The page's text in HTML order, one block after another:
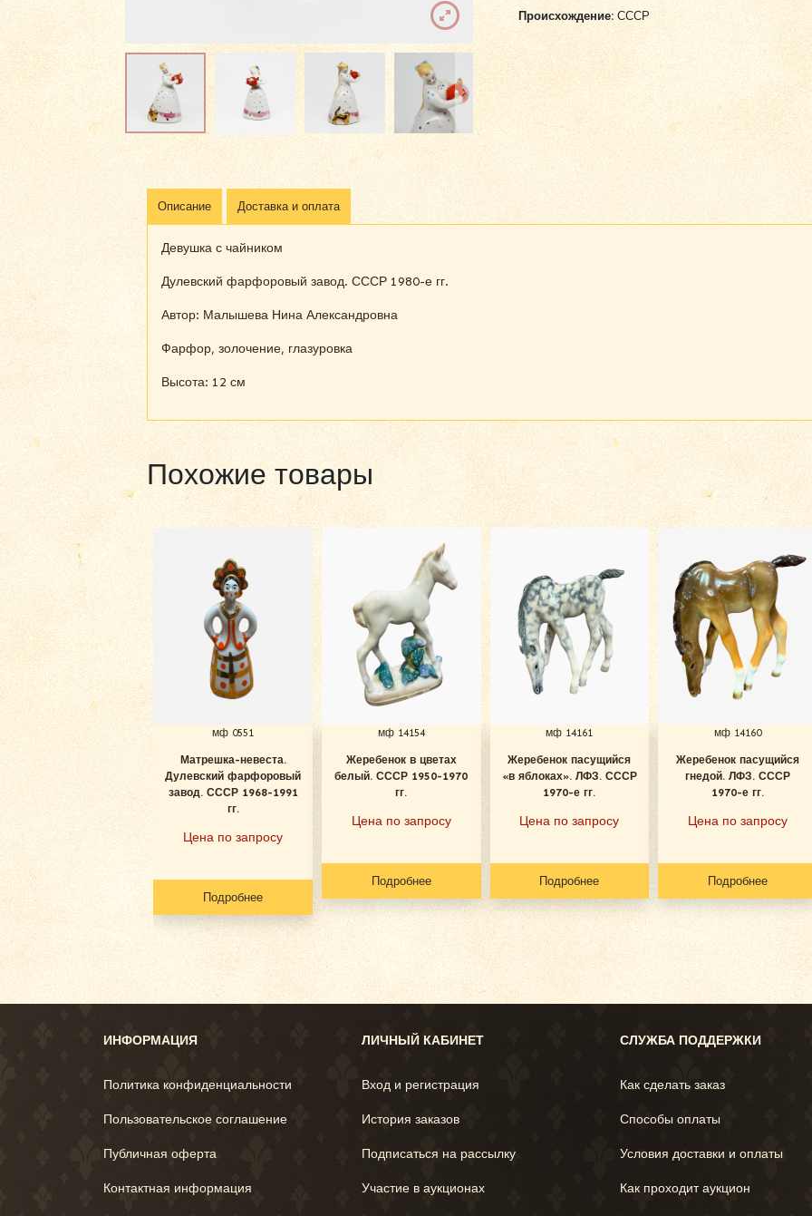
Происхождение:СССР
Описание Доставка и оплата
Девушка с чайником
Дулевский фарфоровый завод. СССР 1980-е гг.
Автор: Малышева Нина Александровна
Фарфор, золочение, глазуровка
Высота: 12 см
Похожие товары
мф 0551
Матрешка-невеста.
Дулевский фарфоровый
завод. СССР 1968-1991
гг.
Цена по запросу
Подробнее
мф 14154
Жеребенок в цветах
белый. СССР 1950-1970
гг.
Цена по запросу
Подробнее
мф 14161
Жеребенок пасущийся
«в яблоках». ЛФЗ. СССР
1970-е гг.
Цена по запросу
Подробнее
мф 14160
Жеребенок пасущийся
гнедой. ЛФЗ. СССР
1970-е гг.
Цена по запросу
Подробнее
ИНФОРМАЦИЯ
Политика конфиденциальности
Пользовательское соглашение
Публичная оферта
Контактная информация
ЛИЧНЫЙ КАБИНЕТ
Вход и регистрация
История заказов
Подписаться на рассылку
Участие в аукционах
СЛУЖБА ПОДДЕРЖКИ
Как сделать заказ
Способы оплаты
Условия доставки и оплаты
Как проходит аукцион